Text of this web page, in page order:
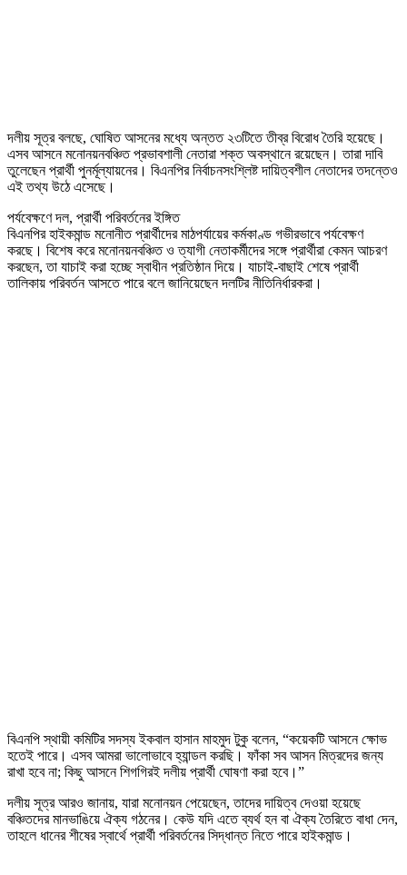
দলীয় সূত্র বলছে, ঘোষিত আসনের মধ্যে অন্তত ২৩টিতে তীব্র বিরোধ তৈরি হয়েছে।
এসব আসনে মনোনয়নবঞ্চিত প্রভাবশালী নেতারা শক্ত অবস্থানে রয়েছেন। তারা দাবি
তুলেছেন প্রার্থী পুনর্মূল্যায়নের। বিএনপির নির্বাচনসংশ্লিষ্ট দায়িত্বশীল নেতাদের তদন্তেও
এই তথ্য উঠে এসেছে।
পর্যবেক্ষণে দল, প্রার্থী পরিবর্তনের ইঙ্গিত
বিএনপির হাইকমান্ড মনোনীত প্রার্থীদের মাঠপর্যায়ের কর্মকাণ্ড গভীরভাবে পর্যবেক্ষণ
করছে। বিশেষ করে মনোনয়নবঞ্চিত ও ত্যাগী নেতাকর্মীদের সঙ্গে প্রার্থীরা কেমন আচরণ
করছেন, তা যাচাই করা হচ্ছে স্বাধীন প্রতিষ্ঠান দিয়ে। যাচাই-বাছাই শেষে প্রার্থী
তালিকায় পরিবর্তন আসতে পারে বলে জানিয়েছেন দলটির নীতিনির্ধারকরা।
বিএনপি স্থায়ী কমিটির সদস্য ইকবাল হাসান মাহমুদ টুকু বলেন, “কয়েকটি আসনে ক্ষোভ
হতেই পারে। এসব আমরা ভালোভাবে হ্যান্ডল করছি। ফাঁকা সব আসন মিত্রদের জন্য
রাখা হবে না; কিছু আসনে শিগগিরই দলীয় প্রার্থী ঘোষণা করা হবে।”
দলীয় সূত্র আরও জানায়, যারা মনোনয়ন পেয়েছেন, তাদের দায়িত্ব দেওয়া হয়েছে
বঞ্চিতদের মানভাঙিয়ে ঐক্য গঠনের। কেউ যদি এতে ব্যর্থ হন বা ঐক্য তৈরিতে বাধা দেন,
তাহলে ধানের শীষের স্বার্থে প্রার্থী পরিবর্তনের সিদ্ধান্ত নিতে পারে হাইকমান্ড।